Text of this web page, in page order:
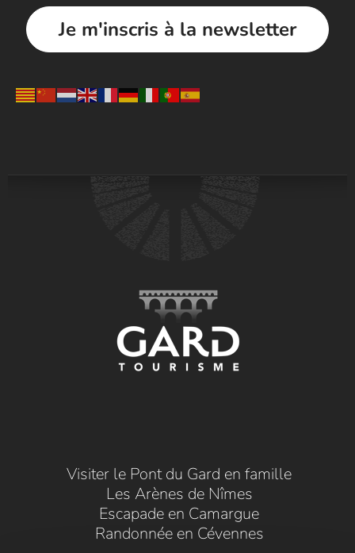
Je m'inscris à la newsletter
Visiter le Pont du Gard en famille
Les Arènes de Nîmes
Escapade en Camargue
Randonnée en Cévennes